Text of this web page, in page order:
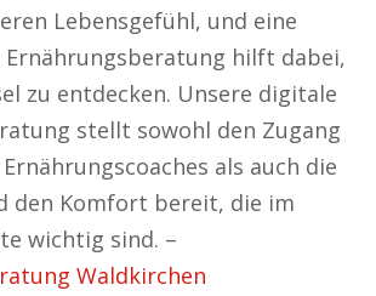
Lebensgefühl, und eine
hilft dabei,
zu entdecken. Unsere digitale
stellt sowohl den Zugang
als auch die
den Komfort bereit, die im
wichtig sind. –
Waldkirchen